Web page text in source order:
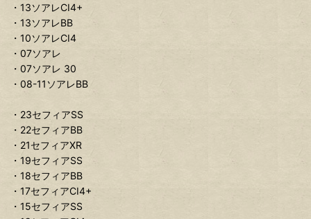
・13ソアレCI4+
・13ソアレBB
・10ソアレCI4
・07ソアレ
・07ソアレ 30
・08-11ソアレBB
・23セフィアSS
・22セフィアBB
・21セフィアXR
・19セフィアSS
・18セフィアBB
・17セフィアCI4+
・15セフィアSS